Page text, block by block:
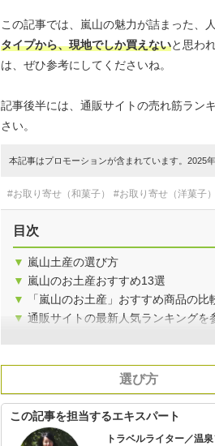
この記事では、嵐山の魅力が詰まった、
タイプから、現地でしか買えないと思わ
は、ぜひ参考にしてくださいね。
記事後半には、通販サイトの売れ筋ラン
さい。
本記事はプロモーションが含まれています。2025
#お取り寄せ（和菓子） #お取り寄せ（洋菓子）
目次
▼ 嵐山土産の選び方
▼ 嵐山のお土産おすすめ13選
▼
「嵐山のお土産」おすすめ商品の比
▼ 通販サイトの最新人気ランキングを
選び方
この記事を担当するエキスパート
トラベルライター／温